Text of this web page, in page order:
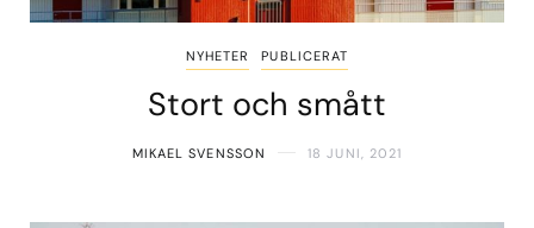
NYHETER PUBLICERAT
Stort och smått
MIKAEL SVENSSON 18 JUNI, 2021